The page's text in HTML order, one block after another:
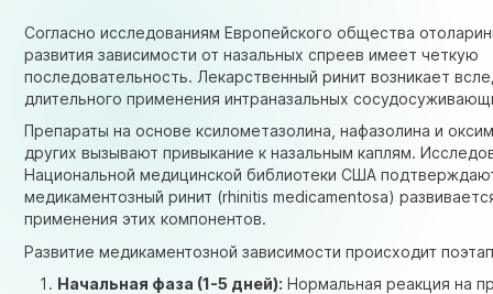
Согласно исследованиям Европейского общества
развития зависимости от назальных спреев имеет четкую
последовательность. Лекарственный ринит возникает
длительного применения интраназальных
Препараты на основе ксилометазолина, нафазолина и
других вызывают привыкание к назальным каплям.
Национальной медицинской библиотеки США
медикаментозный ринит (rhinitis medicamentosa)
применения этих компонентов.
Развитие медикаментозной зависимости происходит
Начальная фаза (1-5 дней): Нормальная реакция на